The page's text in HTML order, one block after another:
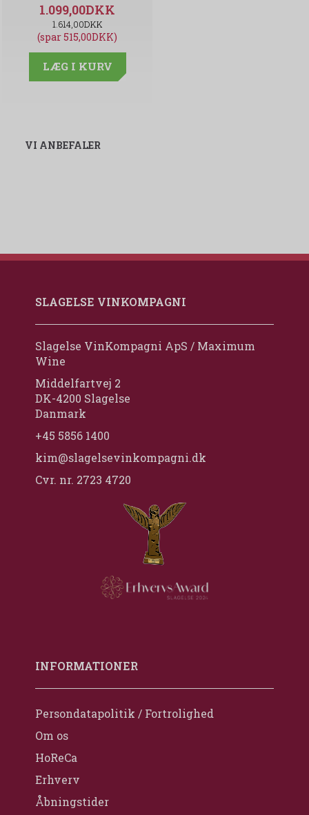
1.099,00DKK
1.614,00DKK
(spar 515,00DKK)
LÆG I KURV
VI ANBEFALER
SLAGELSE VINKOMPAGNI
Slagelse VinKompagni ApS / Maximum
Wine
Middelfartvej 2
DK-4200 Slagelse
Danmark
+45 5856 1400
kim@slagelsevinkompagni.dk
Cvr. nr. 2723 4720
INFORMATIONER
Persondatapolitik / Fortrolighed
Om os
HoReCa
Erhverv
Åbningstider